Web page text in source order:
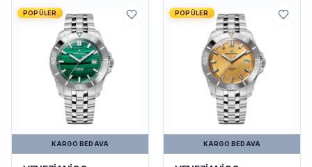
POPÜLER
KARGO BEDAVA
POPÜLER
KARGO BEDAVA